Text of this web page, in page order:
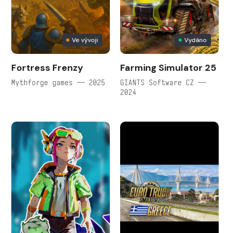
Ve vývoji
Fortress Frenzy
Mythforge games — 2025
Vydáno
Farming Simulator 25
GIANTS Software CZ —
2024